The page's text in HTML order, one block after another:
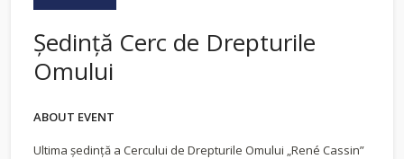
Ședință Cerc de Drepturile
Omului
ABOUT EVENT
Ultima ședință a Cercului de Drepturile Omului „René Cassin”